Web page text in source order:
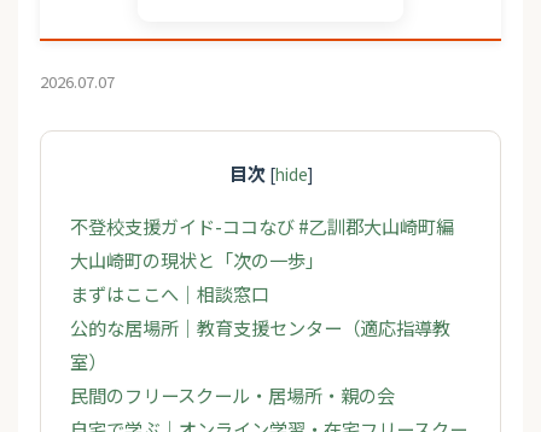
2026.07.07
目次 [hide]
不登校支援ガイド-ココなび #乙訓郡大山崎町編
大山崎町の現状と「次の一歩」
まずはここへ｜相談窓口
公的な居場所｜教育支援センター（適応指導教
室）
民間のフリースクール・居場所・親の会